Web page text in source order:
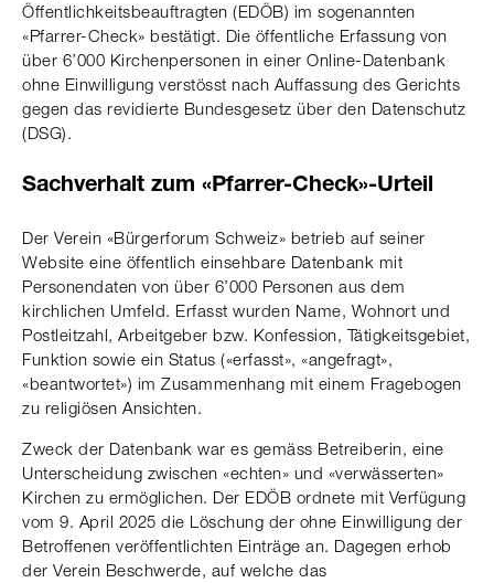
Öffentlichkeitsbeauftragten (EDÖB) im sogenannten
«Pfarrer-Check» bestätigt. Die öffentliche Erfassung von
über 6’000 Kirchenpersonen in einer Online-Datenbank
ohne Einwilligung verstösst nach Auffassung des Gerichts
gegen das revidierte Bundesgesetz über den Datenschutz
(DSG).
Sachverhalt zum «Pfarrer-Check»-Urteil
Der Verein «Bürgerforum Schweiz» betrieb auf seiner
Website eine öffentlich einsehbare Datenbank mit
Personendaten von über 6’000 Personen aus dem
kirchlichen Umfeld. Erfasst wurden Name, Wohnort und
Postleitzahl, Arbeitgeber bzw. Konfession, Tätigkeitsgebiet,
Funktion sowie ein Status («erfasst», «angefragt»,
«beantwortet») im Zusammenhang mit einem Fragebogen
zu religiösen Ansichten.
Zweck der Datenbank war es gemäss Betreiberin, eine
Unterscheidung zwischen «echten» und «verwässerten»
Kirchen zu ermöglichen. Der EDÖB ordnete mit Verfügung
vom 9. April 2025 die Löschung der ohne Einwilligung der
Betroffenen veröffentlichten Einträge an. Dagegen erhob
der Verein Beschwerde, auf welche das